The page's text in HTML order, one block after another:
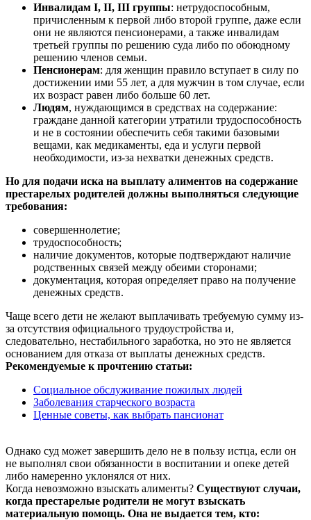
Инвалидам I, II, III группы: нетрудоспособным,
причисленным к первой либо второй группе, даже если
они не являются пенсионерами, а также инвалидам
третьей группы по решению суда либо по обоюдному
решению членов семьи.
Пенсионерам: для женщин правило вступает в силу по
достижении ими 55 лет, а для мужчин в том случае, если
их возраст равен либо больше 60 лет.
Людям, нуждающимся в средствах на содержание:
граждане данной категории утратили трудоспособность
и не в состоянии обеспечить себя такими базовыми
вещами, как медикаменты, еда и услуги первой
необходимости, из-за нехватки денежных средств.
Но для подачи иска на выплату алиментов на содержание
престарелых родителей должны выполняться следующие
требования:
совершеннолетие;
трудоспособность;
наличие документов, которые подтверждают наличие
родственных связей между обеими сторонами;
документация, которая определяет право на получение
денежных средств.
Чаще всего дети не желают выплачивать требуемую сумму из-
за отсутствия официального трудоустройства и,
следовательно, нестабильного заработка, но это не является
основанием для отказа от выплаты денежных средств.
Рекомендуемые к прочтению статьи:
Социальное обслуживание пожилых людей
Заболевания старческого возраста
Ценные советы, как выбрать пансионат
Однако суд может завершить дело не в пользу истца, если он
не выполнял свои обязанности в воспитании и опеке детей
либо намеренно уклонялся от них.
Когда невозможно взыскать алименты? Существуют случаи,
когда престарелые родители не могут взыскать
материальную помощь. Она не выдается тем, кто: